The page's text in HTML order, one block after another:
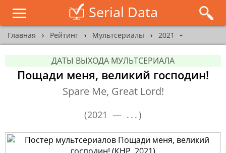
Serial Data
Главная › Рейтинг › Мультсериалы › 2021 ›
ДАТЫ ВЫХОДА МУЛЬТСЕРИАЛА
Пощади меня, великий господин!
Spare Me, Great Lord!
(2021 — ...)